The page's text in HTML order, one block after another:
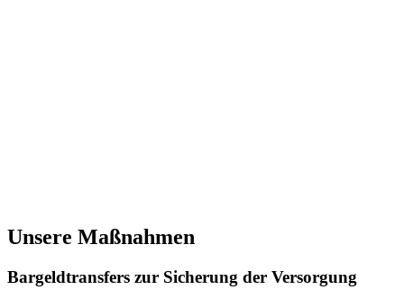
Unsere Maßnahmen
Bargeldtransfers zur Sicherung der Versorgung